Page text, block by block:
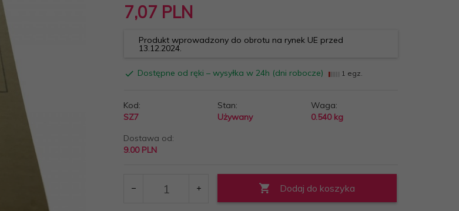
7,07 PLN
Produkt wprowadzony do obrotu na rynek UE przed
13.12.2024.
Dostępne od ręki – wysyłka w 24h (dni robocze) 1 egz.
Kod:
SZ7
Stan:
Używany
Waga:
0.540 kg
Dostawa od:
9.00 PLN
Dodaj do koszyka